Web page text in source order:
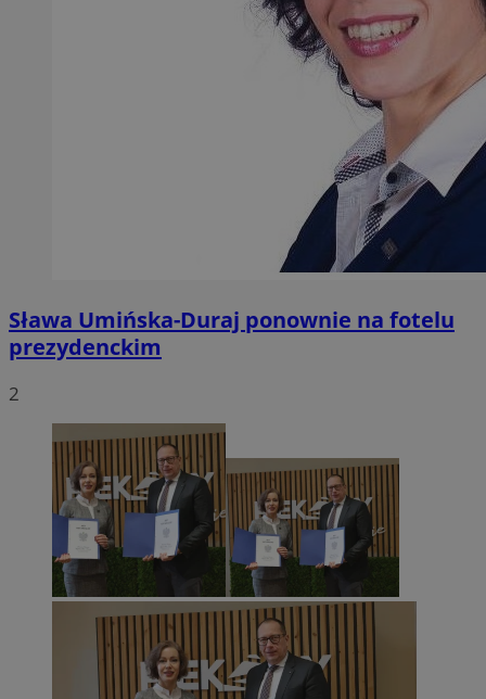
Sława Umińska-Duraj ponownie na fotelu
prezydenckim
2